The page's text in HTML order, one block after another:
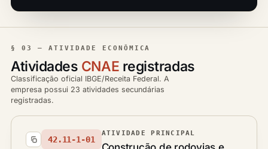
§ 03 — ATIVIDADE ECONÔMICA
Atividades CNAE registradas
Classificação oficial IBGE/Receita Federal. A
empresa possui 23 atividades secundárias
registradas.
42.11-1-01
ATIVIDADE PRINCIPAL